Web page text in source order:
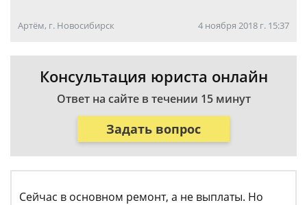
Артём, г. Новосибирск 4 ноября 2018 г. 15:37
Консультация юриста онлайн
Ответ на сайте в течении 15 минут
Задать вопрос
Сейчас в основном ремонт, а не выплаты. Но